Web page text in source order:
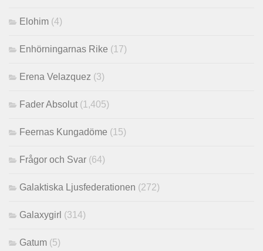
Elohim (4)
Enhörningarnas Rike (17)
Erena Velazquez (3)
Fader Absolut(1,405)
Feernas Kungadöme (15)
Frågor och Svar (64)
Galaktiska Ljusfederationen (272)
Galaxygirl (314)
Gatum (5)